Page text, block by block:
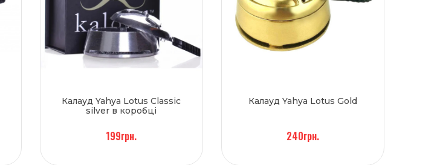
Калауд Yahya Lotus Classic
silver в коробці
199грн.
Калауд Yahya Lotus Gold
240грн.